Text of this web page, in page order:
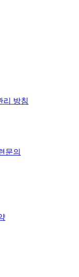
리 방침
문의